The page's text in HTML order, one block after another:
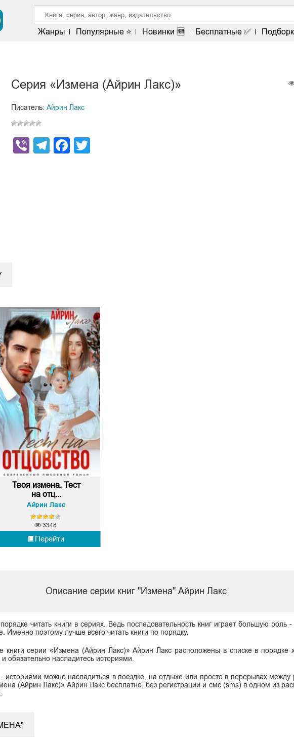
Жанры Популярные ⭐ Новинки 🆕 Бесплатные ✅
Серия «Измена (Айрин Лакс)»
Писатель: Айрин Лакс
ViberTelegram
Facebook
Твоя измена. Тест
на отц...
Айрин Лакс
Перейти
3348
Описание серии книг "Измена" Айрин Лакс
читать книги в сериях. Ведь последовательность книг играет большую роль -
поэтому лучше всего читать книги по порядку.
книги серии «Измена (Айрин Лакс)» Айрин Лакс расположены в списке в порядке
обязательно насладитесь историями.
историями можно насладиться в поездке, на отдыхе или просто в перерывах между
(Айрин Лакс)» Айрин Лакс бесплатно, без регистрации и смс (sms) в одном из